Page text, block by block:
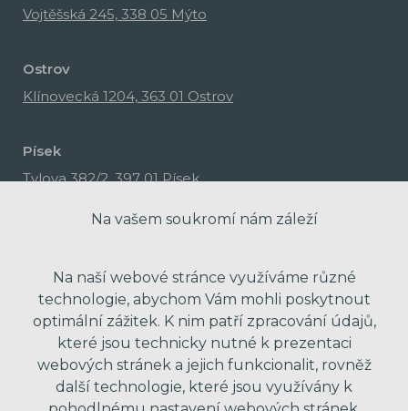
Vojtěšská 245, 338 05 Mýto
Ostrov
Klínovecká 1204, 363 01 Ostrov
Písek
Tylova 382/2, 397 01 Písek
Na vašem soukromí nám záleží
Na naší webové stránce využíváme různé
technologie, abychom Vám mohli poskytnout
optimální zážitek. K nim patří zpracování údajů,
které jsou technicky nutné k prezentaci
webových stránek a jejich funkcionalit, rovněž
další technologie, které jsou využívány k